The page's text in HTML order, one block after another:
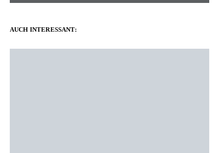
AUCH INTERESSANT: